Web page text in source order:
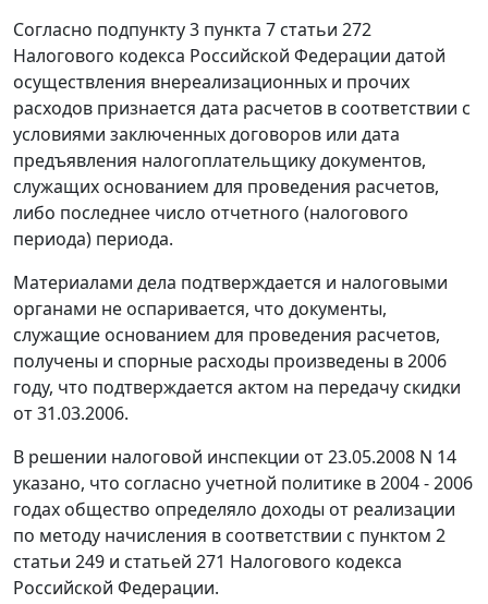
Согласно подпункту 3 пункта 7 статьи 272
Налогового кодекса Российской Федерации датой
осуществления внереализационных и прочих
расходов признается дата расчетов в соответствии с
условиями заключенных договоров или дата
предъявления налогоплательщику документов,
служащих основанием для проведения расчетов,
либо последнее число отчетного (налогового
периода) периода.
Материалами дела подтверждается и налоговыми
органами не оспаривается, что документы,
служащие основанием для проведения расчетов,
получены и спорные расходы произведены в 2006
году, что подтверждается актом на передачу скидки
от 31.03.2006.
В решении налоговой инспекции от 23.05.2008 N 14
указано, что согласно учетной политике в 2004 - 2006
годах общество определяло доходы от реализации
по методу начисления в соответствии с пунктом 2
статьи 249 и статьей 271 Налогового кодекса
Российской Федерации.